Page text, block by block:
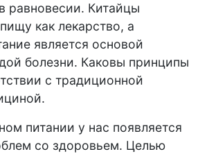
равновесии. Китайцы
как лекарство, а
является основой
болезни. Каковы принципы
с традиционной
питании у нас появляется
со здоровьем. Целью